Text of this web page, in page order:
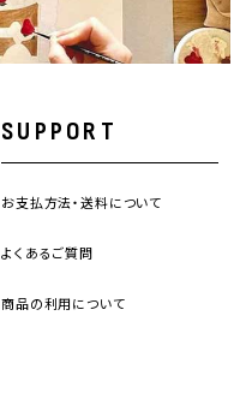
SUPPORT
お支払方法・送料について
よくあるご質問
商品の利用について